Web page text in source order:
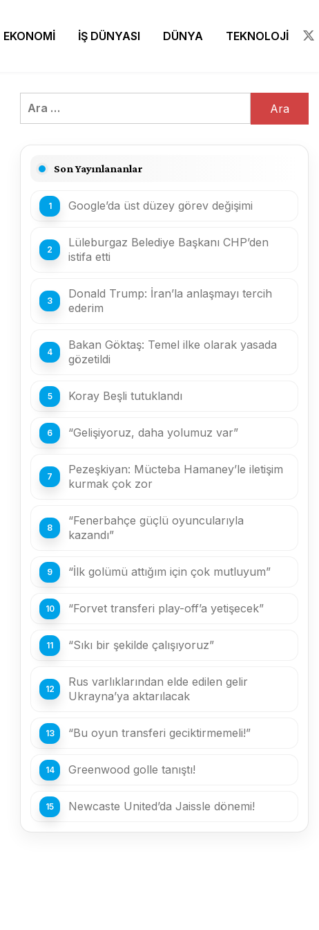
EKONOMİ İŞ DÜNYASI DÜNYA TEKNOLOJİ
Arama:
Son Yayınlananlar
Google’da üst düzey görev değişimi
Lüleburgaz Belediye Başkanı CHP’den
istifa etti
Donald Trump: İran’la anlaşmayı tercih
ederim
Bakan Göktaş: Temel ilke olarak yasada
gözetildi
Koray Beşli tutuklandı
“Gelişiyoruz, daha yolumuz var”
Pezeşkiyan: Mücteba Hamaney’le iletişim
kurmak çok zor
“Fenerbahçe güçlü oyuncularıyla
kazandı”
“İlk golümü attığım için çok mutluyum”
“Forvet transferi play-off’a yetişecek”
“Sıkı bir şekilde çalışıyoruz”
Rus varlıklarından elde edilen gelir
Ukrayna’ya aktarılacak
“Bu oyun transferi geciktirmemeli!”
Greenwood golle tanıştı!
Newcaste United’da Jaissle dönemi!